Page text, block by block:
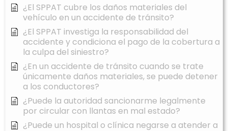
¿El SPPAT cubre los daños materiales del
vehículo en un accidente de tránsito?
¿El SPPAT investiga la responsabilidad del
accidente y condiciona el pago de la cobertura a
la culpa del siniestro?
¿En un accidente de tránsito cuando se trate
únicamente daños materiales, se puede detener
a los conductores?
¿Puede la autoridad sancionarme legalmente
por circular con llantas en mal estado?
¿Puede un hospital o clínica negarse a atender a